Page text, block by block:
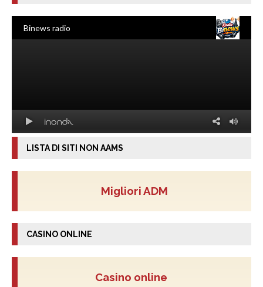
LISTA DI SITI NON AAMS
Migliori ADM
CASINO ONLINE
Casino online